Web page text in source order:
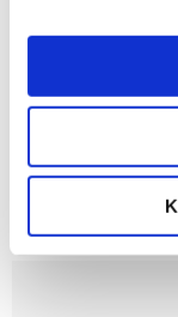
Petras dagbog -
Annegerd Lerche